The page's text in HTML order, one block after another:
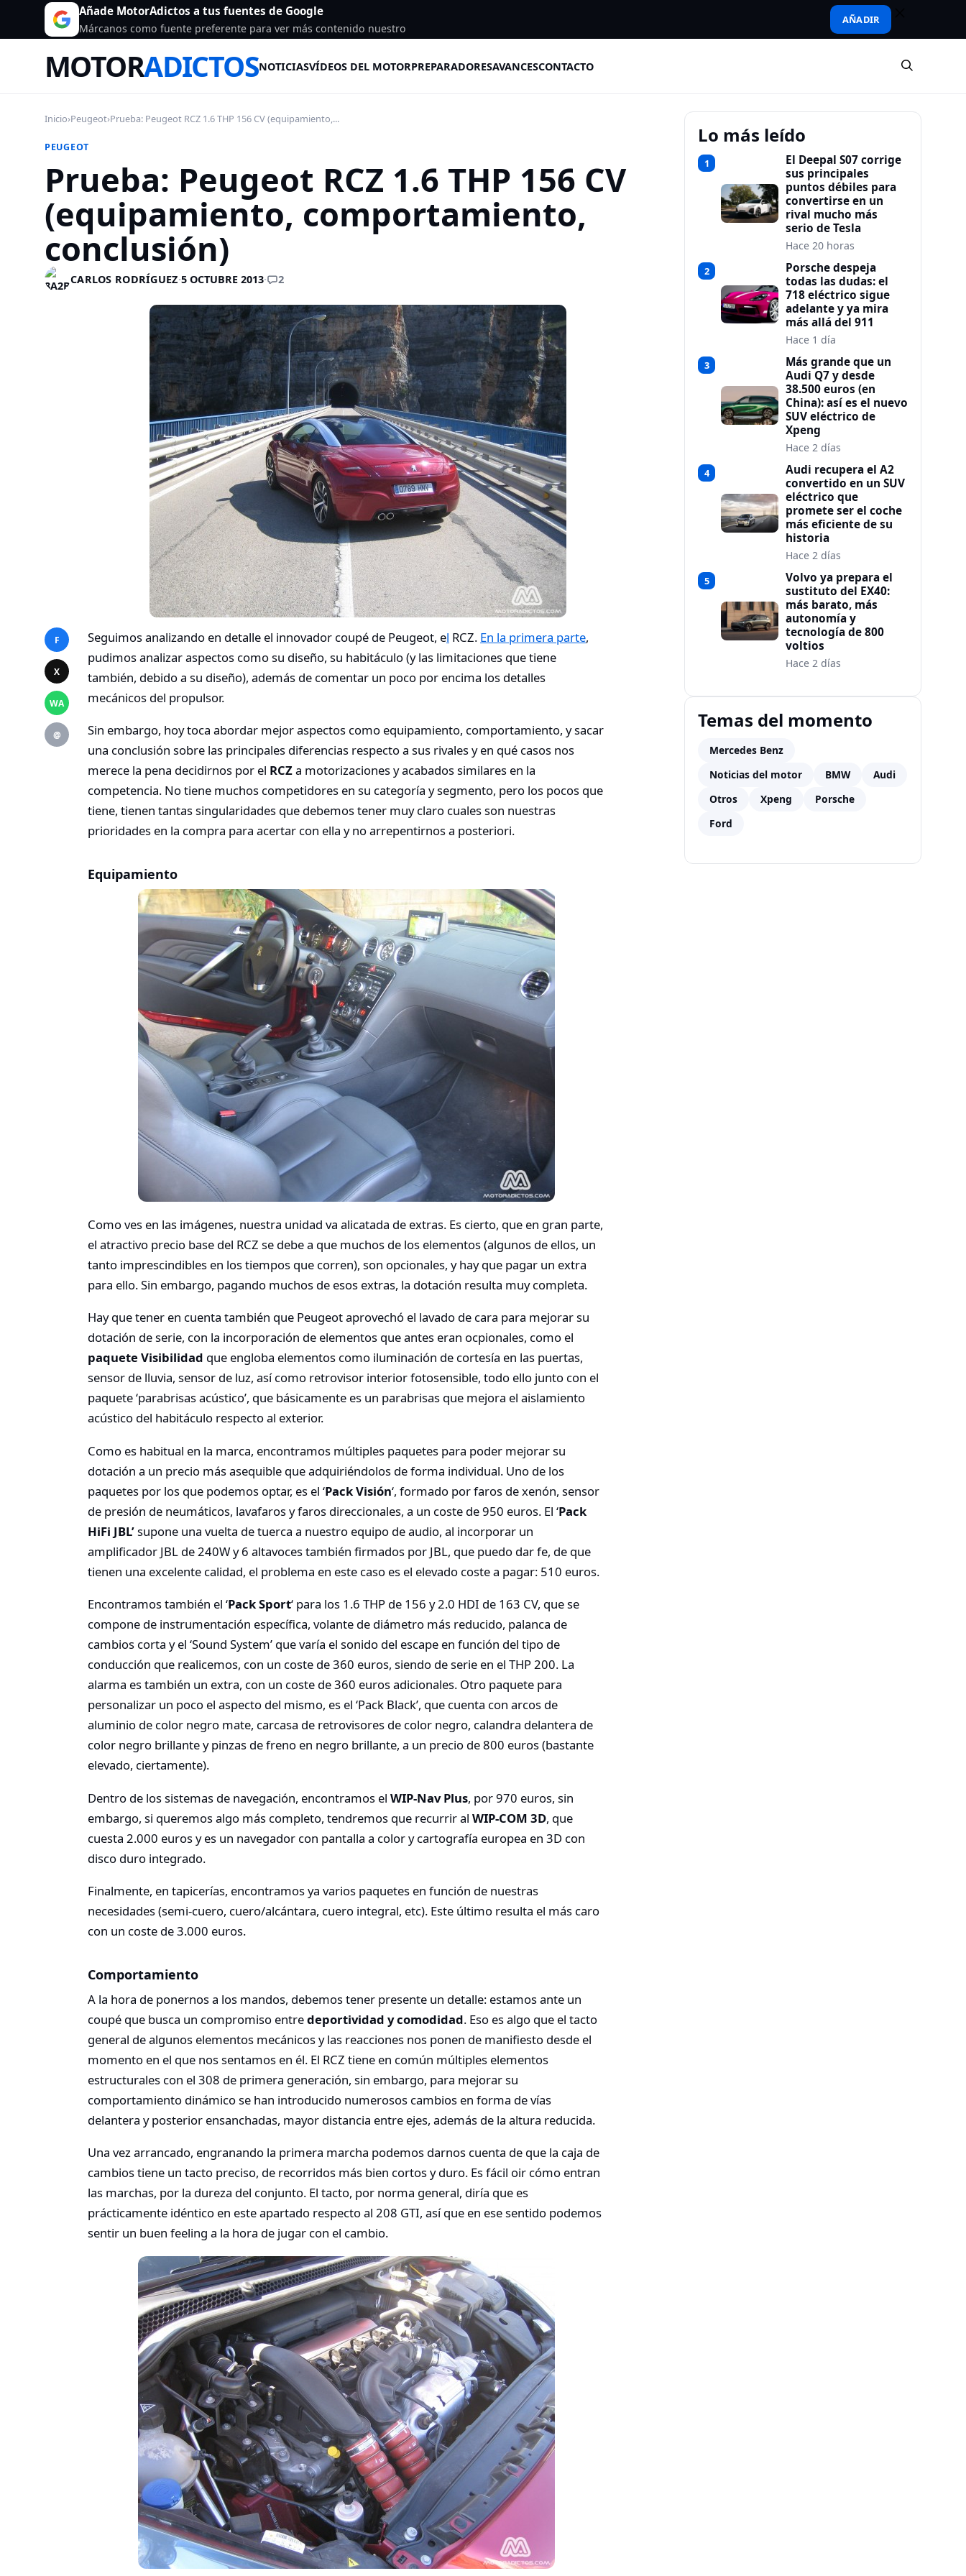
Añade MotorAdictos a tus fuentes de Google
Márcanos como fuente preferente para ver más contenido nuestro
AÑADIR
MOTORADICTOSNOTICIASVÍDEOS DEL MOTORPREPARADORESAVANCESCONTACTO
Inicio›Peugeot›Prueba: Peugeot RCZ 1.6 THP 156 CV (equipamiento,...
PEUGEOT
Prueba: Peugeot RCZ 1.6 THP 156 CV
(equipamiento, comportamiento,
conclusión)
CARLOS RODRÍGUEZ·5 OCTUBRE 2013· 2
F
X
WA
@
Seguimos analizando en detalle el innovador coupé de Peugeot, el RCZ. En la primera parte,
pudimos analizar aspectos como su diseño, su habitáculo (y las limitaciones que tiene
también, debido a su diseño), además de comentar un poco por encima los detalles
mecánicos del propulsor.
Sin embargo, hoy toca abordar mejor aspectos como equipamiento, comportamiento, y sacar
una conclusión sobre las principales diferencias respecto a sus rivales y en qué casos nos
merece la pena decidirnos por el RCZa motorizaciones y acabados similares en la
competencia. No tiene muchos competidores en su categoría y segmento, pero los pocos que
tiene, tienen tantas singularidades que debemos tener muy claro cuales son nuestras
prioridades en la compra para acertar con ella y no arrepentirnos a posteriori.
Equipamiento
Como ves en las imágenes, nuestra unidad va alicatada de extras. Es cierto, que en gran parte,
el atractivo precio base del RCZ se debe a que muchos de los elementos (algunos de ellos, un
tanto imprescindibles en los tiempos que corren), son opcionales, y hay que pagar un extra
para ello. Sin embargo, pagando muchos de esos extras, la dotación resulta muy completa.
Hay que tener en cuenta también que Peugeot aprovechó el lavado de cara para mejorar su
dotación de serie, con la incorporación de elementos que antes eran ocpionales, como el
paquete Visibilidad que engloba elementos como iluminación de cortesía en las puertas,
sensor de lluvia, sensor de luz, así como retrovisor interior fotosensible, todo ello junto con el
paquete ‘parabrisas acústico’, que básicamente es un parabrisas que mejora el aislamiento
acústico del habitáculo respecto al exterior.
Como es habitual en la marca, encontramos múltiples paquetes para poder mejorar su
dotación a un precio más asequible que adquiriéndolos de forma individual. Uno de los
paquetes por los que podemos optar, es el ‘Pack Visión‘, formado por faros de xenón, sensor
de presión de neumáticos, lavafaros y faros direccionales, a un coste de 950 euros. El ‘Pack
HiFi JBL’supone una vuelta de tuerca a nuestro equipo de audio, al incorporar un
amplificador JBL de 240W y 6 altavoces también firmados por JBL, que puedo dar fe, de que
tienen una excelente calidad, el problema en este caso es el elevado coste a pagar: 510 euros.
Encontramos también el ‘Pack Sport‘ para los 1.6 THP de 156 y 2.0 HDI de 163 CV, que se
compone de instrumentación específica, volante de diámetro más reducido, palanca de
cambios corta y el ‘Sound System’ que varía el sonido del escape en función del tipo de
conducción que realicemos, con un coste de 360 euros, siendo de serie en el THP 200. La
alarma es también un extra, con un coste de 360 euros adicionales. Otro paquete para
personalizar un poco el aspecto del mismo, es el ‘Pack Black’, que cuenta con arcos de
aluminio de color negro mate, carcasa de retrovisores de color negro, calandra delantera de
color negro brillante y pinzas de freno en negro brillante, a un precio de 800 euros (bastante
elevado, ciertamente).
Dentro de los sistemas de navegación, encontramos el WIP-Nav Plus, por 970 euros, sin
embargo, si queremos algo más completo, tendremos que recurrir al WIP-COM 3D, que
cuesta 2.000 euros y es un navegador con pantalla a color y cartografía europea en 3D con
disco duro integrado.
Finalmente, en tapicerías, encontramos ya varios paquetes en función de nuestras
necesidades (semi-cuero, cuero/alcántara, cuero integral, etc). Este último resulta el más caro
con un coste de 3.000 euros.
Comportamiento
A la hora de ponernos a los mandos, debemos tener presente un detalle: estamos ante un
coupé que busca un compromiso entredeportividad y comodidad. Eso es algo que el tacto
general de algunos elementos mecánicos y las reacciones nos ponen de manifiesto desde el
momento en el que nos sentamos en él. El RCZ tiene en común múltiples elementos
estructurales con el 308 de primera generación, sin embargo, para mejorar su
comportamiento dinámico se han introducido numerosos cambios en forma de vías
delantera y posterior ensanchadas, mayor distancia entre ejes, además de la altura reducida.
Una vez arrancado, engranando la primera marcha podemos darnos cuenta de que la caja de
cambios tiene un tacto preciso, de recorridos más bien cortos y duro. Es fácil oir cómo entran
las marchas, por la dureza del conjunto. El tacto, por norma general, diría que es
prácticamente idéntico en este apartado respecto al 208 GTI, así que en ese sentido podemos
sentir un buen feeling a la hora de jugar con el cambio.
Lo más leído
1
El Deepal S07 corrige
sus principales
puntos débiles para
convertirse en un
rival mucho más
serio de Tesla
Hace 20 horas
2
Porsche despeja
todas las dudas: el
718 eléctrico sigue
adelante y ya mira
más allá del 911
Hace 1 día
3
Más grande que un
Audi Q7 y desde
38.500 euros (en
China): así es el nuevo
SUV eléctrico de
Xpeng
Hace 2 días
4
Audi recupera el A2
convertido en un SUV
eléctrico que
promete ser el coche
más eficiente de su
historia
Hace 2 días
5
Volvo ya prepara el
sustituto del EX40:
más barato, más
autonomía y
tecnología de 800
voltios
Hace 2 días
Temas del momento
Mercedes Benz
Noticias del motor
BMW
Audi
Otros
Xpeng
Porsche
Ford